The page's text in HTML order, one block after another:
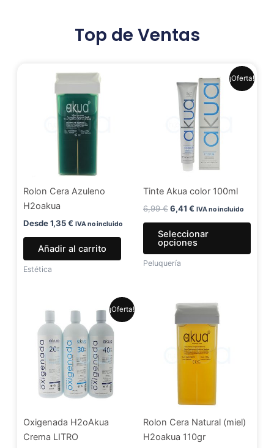
Top de Ventas
Rolon Cera Azuleno
H2oakua
Desde1,35€ IVA no incluido
Añadir al carrito
Estética
¡Oferta!
Tinte Akua color 100ml
6,99€
precio
original
era:
6,99 €.
6,41 €
precio
actual
es:
6,41 €.
IVA no incluido
Seleccionar
opciones
Este
en
Peluquería
¡Oferta!
Oxigenada H2oAkua
Crema LITRO
original
era:
5,99 €.
precio
actual
4,99 €.
Este
producto
pueden
elegir
Rolon Cera Natural (miel)
H2oakua 110gr